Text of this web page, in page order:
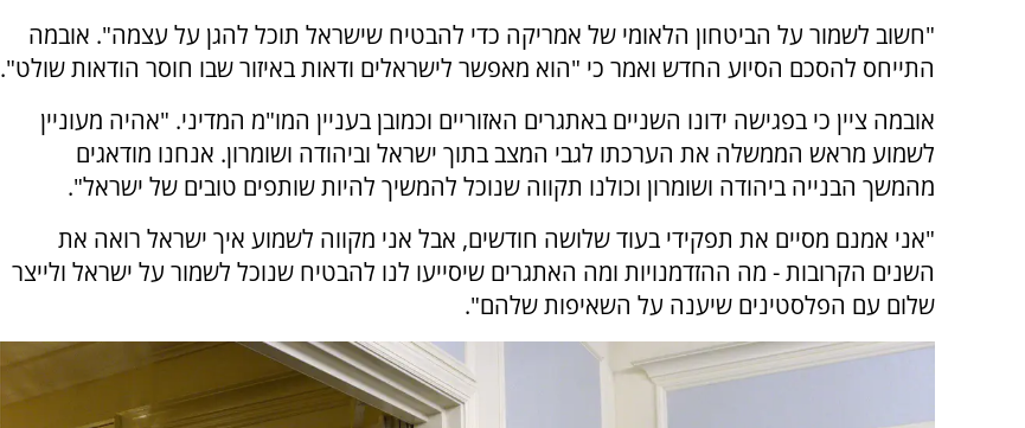
"חשוב לשמור על הביטחון הלאומי של אמריקה כדי להבטיח שישראל תוכל להגן על עצמה". אובמה
התייחס להסכם הסיוע החדש ואמר כי "הוא מאפשר לישראלים ודאות באיזור שבו חוסר הודאות שולט".
אובמה ציין כי בפגישה ידונו השניים באתגרים האזוריים וכמובן בעניין המו"מ המדיני. "אהיה מעוניין
לשמוע מראש הממשלה את הערכתו לגבי המצב בתוך ישראל וביהודה ושומרון. אנחנו מודאגים
מהמשך הבנייה ביהודה ושומרון וכולנו תקווה שנוכל להמשיך להיות שותפים טובים של ישראל".
"אני אמנם מסיים את תפקידי בעוד שלושה חודשים, אבל אני מקווה לשמוע איך ישראל רואה את
השנים הקרובות - מה ההזדמנויות ומה האתגרים שיסייעו לנו להבטיח שנוכל לשמור על ישראל ולייצר
שלום עם הפלסטינים שיענה על השאיפות שלהם".